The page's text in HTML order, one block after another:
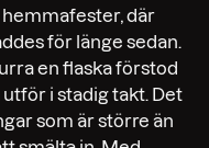
där
för länge sedan.
en flaska förstod
i stadig takt. Det
som är större än